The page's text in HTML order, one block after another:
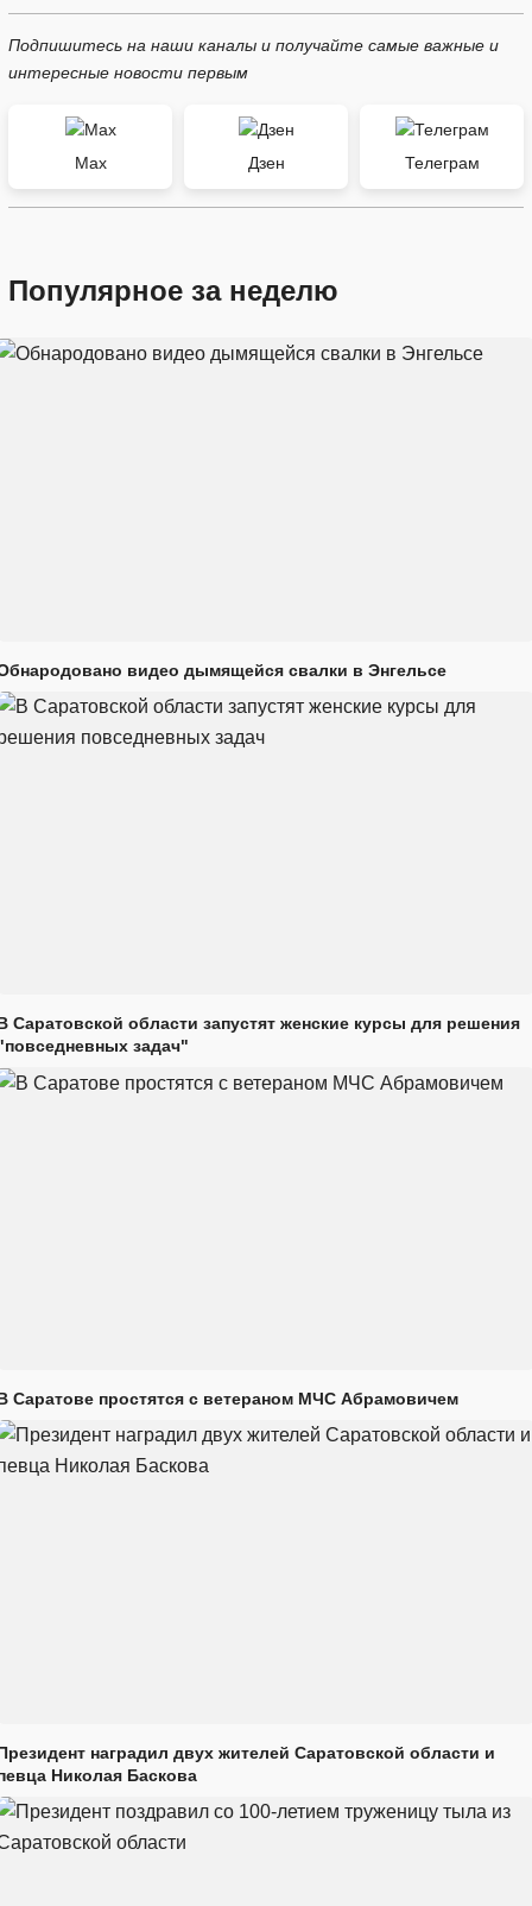
Подпишитесь на наши каналы и получайте самые важные и
интересные новости первым
Max Дзен Телеграм
Популярное за неделю
видео дымящейся свалки в Энгельсе
Саратовской области запустят женские курсы для решения
задач"
Саратове простятся с ветераном МЧС Абрамовичем
наградил двух жителей Саратовской области и
Николая Баскова